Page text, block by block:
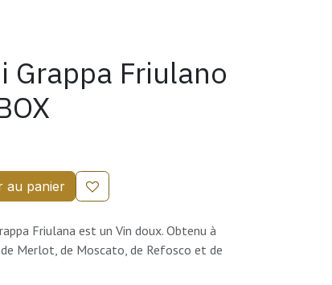
Grappa Friulano
au panier
Friulana est un Vin doux. Obtenu à
Merlot, de Moscato, de Refosco et de